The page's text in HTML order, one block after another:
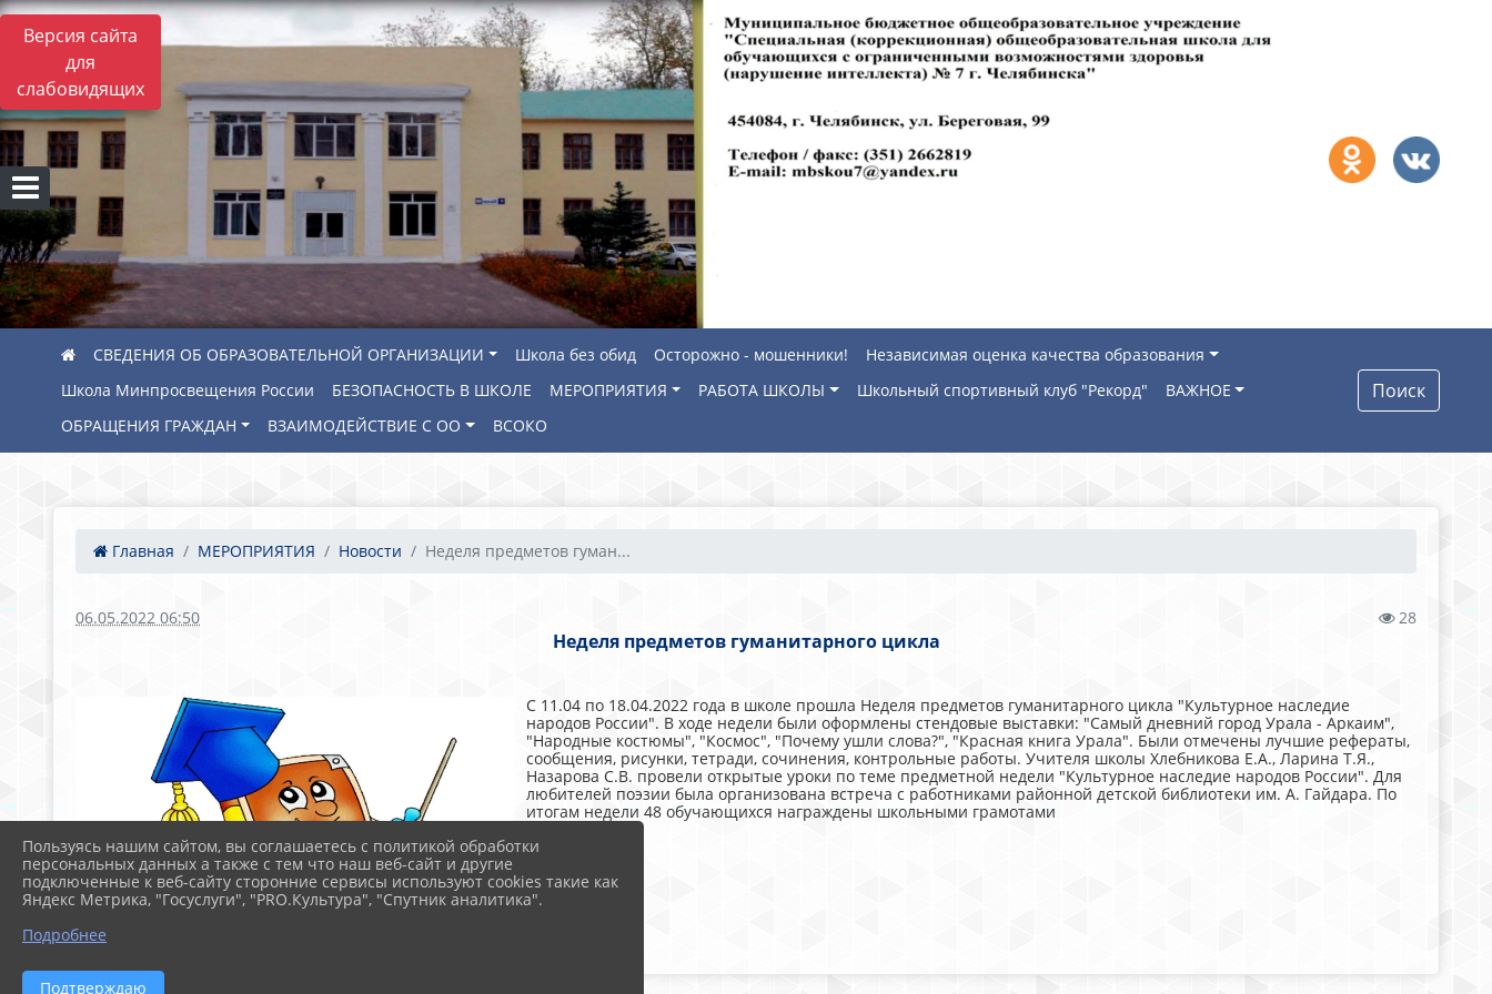
Версия сайта
для
слабовидящих
СВЕДЕНИЯ ОБ ОБРАЗОВАТЕЛЬНОЙ ОРГАНИЗАЦИИ Школа без обид Осторожно - мошенники!
Независимая оценка качества образования
Школа Минпросвещения России
БЕЗОПАСНОСТЬ В ШКОЛЕ МЕРОПРИЯТИЯ РАБОТА ШКОЛЫ Школьный спортивный клуб "Рекорд"
ВАЖНОЕ
ОБРАЩЕНИЯ ГРАЖДАН
ВЗАИМОДЕЙСТВИЕ С ОО ВСОКО
Поиск
Главная МЕРОПРИЯТИЯ Новости Неделя предметов гуман...
06.05.2022 06:50 28
Неделя предметов гуманитарного цикла
С 11.04 по 18.04.2022 года в школе прошла Неделя предметов гуманитарного цикла "Культурное наследие
народов России". В ходе недели были оформлены стендовые выставки: "Самый дневний город Урала - Аркаим",
"Народные костюмы", "Космос", "Почему ушли слова?", "Красная книга Урала". Были отмечены лучшие рефераты,
сообщения, рисунки, тетради, сочинения, контрольные работы. Учителя школы Хлебникова Е.А., Ларина Т.Я.,
Назарова С.В. провели открытые уроки по теме предметной недели "Культурное наследие народов России". Для
любителей поэзии была организована встреча с работниками районной детской библиотеки им. А. Гайдара. По
итогам недели 48 обучающихся награждены школьными грамотами
Пользуясь нашим сайтом, вы соглашаетесь с политикой обработки
персональных данных а также с тем что наш веб-сайт и другие
подключенные к веб-сайту сторонние сервисы используют cookies такие как
Яндекс Метрика, "Госуслуги", "PRO.Культура", "Спутник аналитика".
Подробнее
Подтверждаю